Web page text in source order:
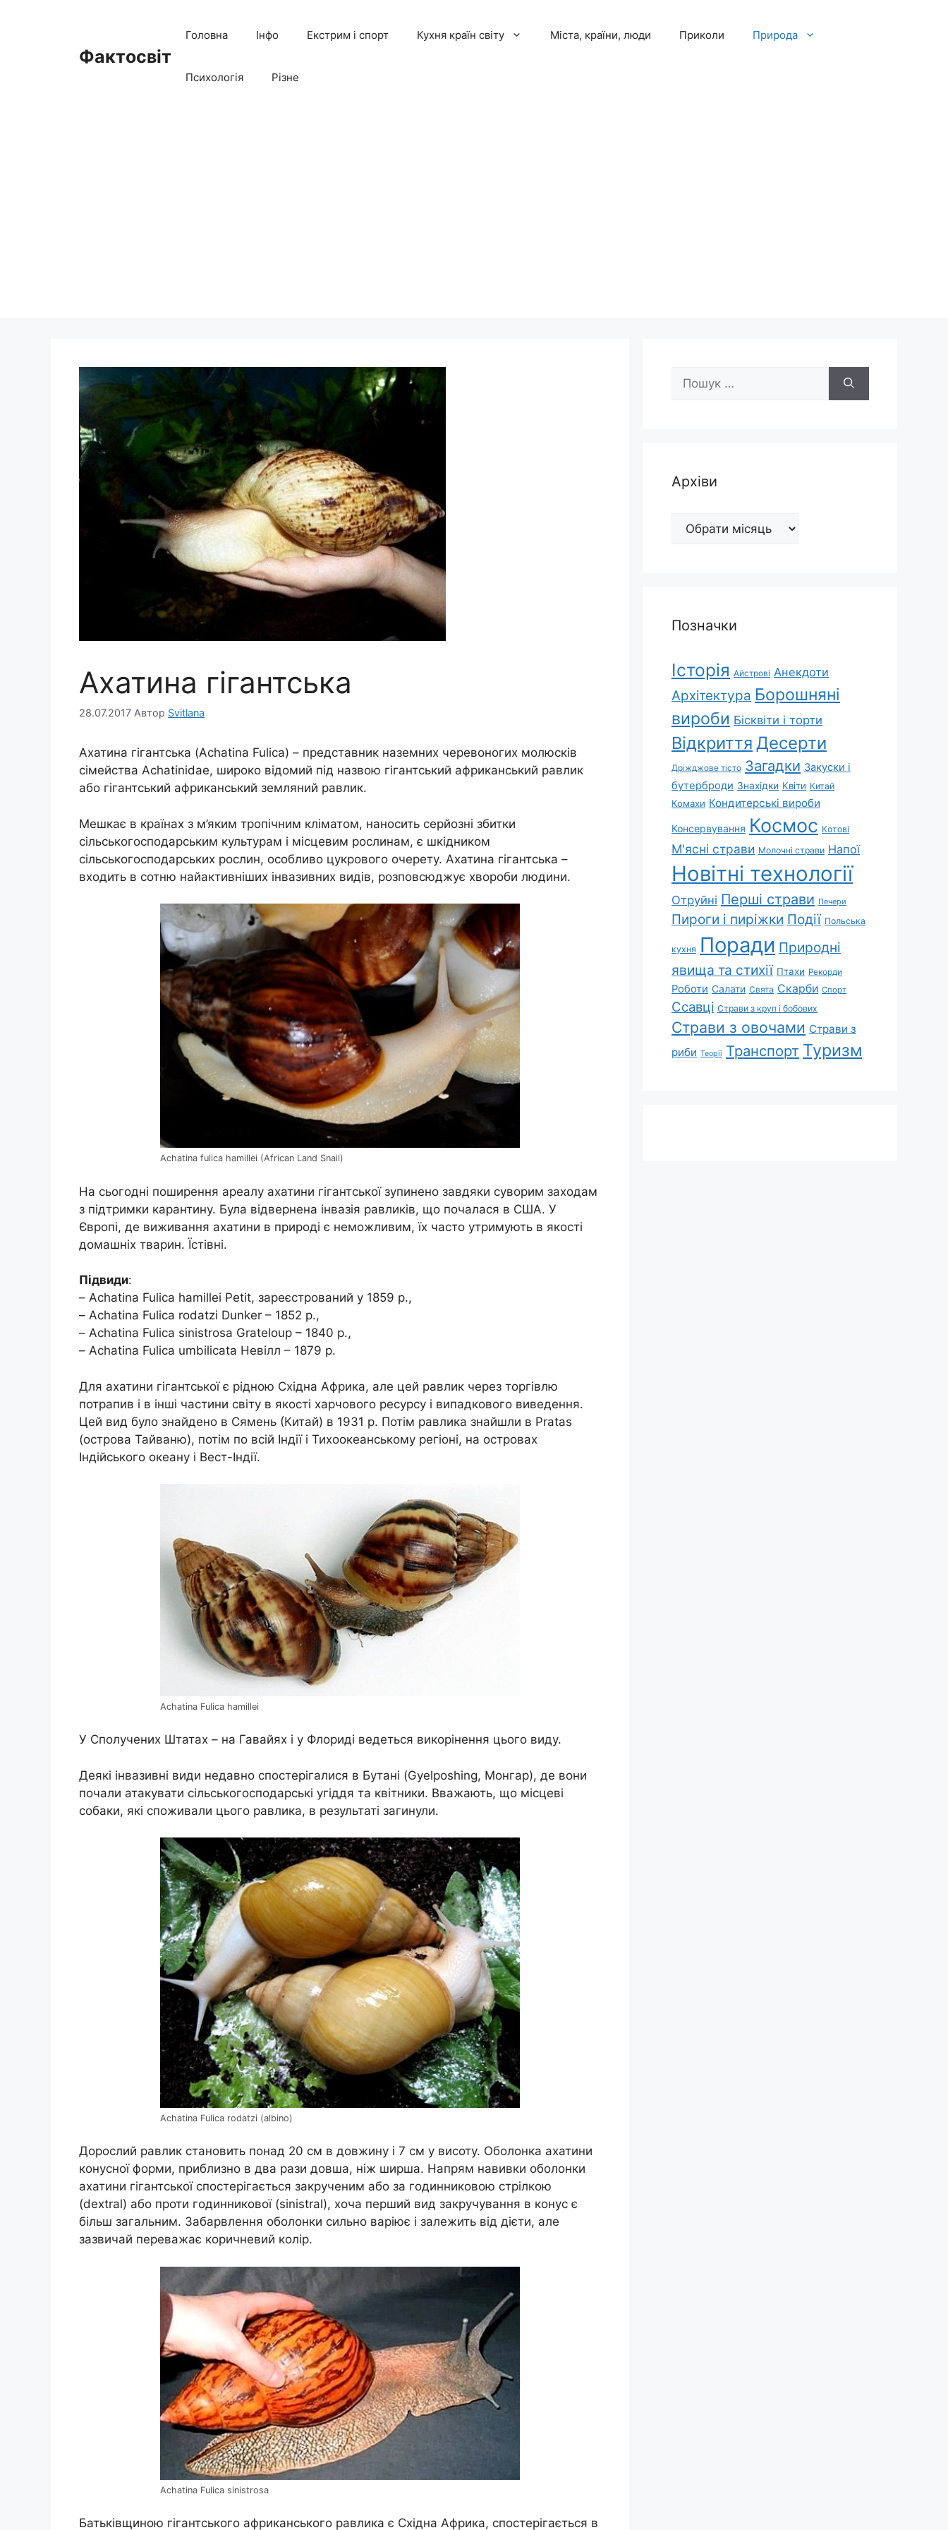
Фактосвіт
Головна Інфо Екстрим і спорт Кухня країн світу Міста, країни, люди Приколи Природа
Психологія Різне
Ахатина гігантська
28.07.2017 Автор Svitlana
Ахатина гігантська (Achatina Fulica) – представник наземних черевоногих молюсків
сімейства Achatinidae, широко відомий під назвою гігантський африканський равлик
або гігантський африканський земляний равлик.
Мешкає в країнах з м’яким тропічним кліматом, наносить серйозні збитки
сільськогосподарським культурам і місцевим рослинам, є шкідником
сільськогосподарських рослин, особливо цукрового очерету. Ахатина гігантська –
входить в сотню найактивніших інвазивних видів, розповсюджує хвороби людини.
Achatina fulica hamillei (African Land Snail)
На сьогодні поширення ареалу ахатини гігантської зупинено завдяки суворим заходам
з підтримки карантину. Була відвернена інвазія равликів, що почалася в США. У
Європі, де виживання ахатини в природі є неможливим, їх часто утримують в якості
домашніх тварин. Їстівні.
Підвиди:
– Achatina Fulica hamillei Petit, зареєстрований у 1859 р.,
– Achatina Fulica rodatzi Dunker – 1852 р.,
– Achatina Fulica sinistrosa Grateloup – 1840 р.,
– Achatina Fulica umbilicata Невілл – 1879 р.
Для ахатини гігантської є рідною Східна Африка, але цей равлик через торгівлю
потрапив і в інші частини світу в якості харчового ресурсу і випадкового виведення.
Цей вид було знайдено в Сямень (Китай) в 1931 р. Потім равлика знайшли в Pratas
(острова Тайваню), потім по всій Індії і Тихоокеанському регіоні, на островах
Індійського океану і Вест-Індії.
Achatina Fulica hamillei
У Сполучених Штатах – на Гавайях і у Флориді ведеться викорінення цього виду.
Деякі інвазивні види недавно спостерігалися в Бутані (Gyelposhing, Монгар), де вони
почали атакувати сільськогосподарські угіддя та квітники. Вважають, що місцеві
собаки, які споживали цього равлика, в результаті загинули.
Achatina Fulica rodatzi (albino)
Дорослий равлик становить понад 20 см в довжину і 7 см у висоту. Оболонка ахатини
конусної форми, приблизно в два рази довша, ніж ширша. Напрям навивки оболонки
ахатини гігантської спостерігається закрученим або за годинниковою стрілкою
(dextral) або проти годинникової (sinistral), хоча перший вид закручування в конус є
більш загальним. Забарвлення оболонки сильно варіює і залежить від дієти, але
зазвичай переважає коричневий колір.
Achatina Fulica sinistrosa
Батьківщиною гігантського африканського равлика є Східна Африка, спостерігається в
Пошук:
Архіви
Архіви
Позначки
Історія Айстрові Анекдоти
Архітектура Борошняні
вироби Бісквіти і торти
Відкриття Десерти
Дріжджове тісто Загадки Закуски і
бутерброди Знахідки Квіти Китай
Комахи Кондитерські вироби
Консервування Космос Котові
М'ясні страви Молочні страви Напої
Новітні технології
Отруйні Перші страви Печери
Пироги і пиріжки Події Польська
кухня Поради Природні
явища та стихії Птахи Рекорди
Роботи Салати Свята Скарби Спорт
Ссавці Страви з круп і бобових
Страви з овочами Страви з
риби Теорії Транспорт Туризм